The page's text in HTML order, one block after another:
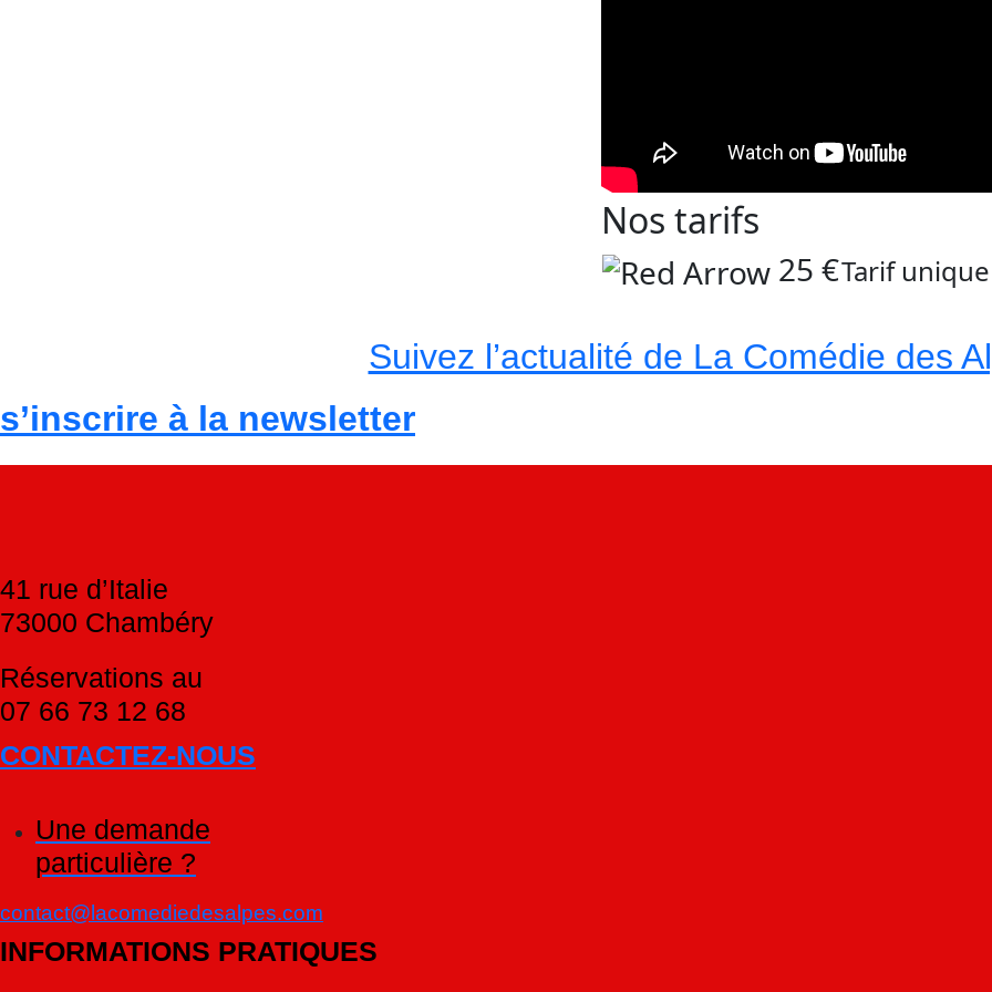
Nos tarifs
25 €Tarif unique
Suivez l’actualité de La Comédie des
s’inscrire à la newsletter
41 rue d’Italie
73000 Chambéry
Réservations au
07 66 73 12 68
CONTACTEZ-NOUS
Une demande
particulière ?
contact@lacomediedesalpes.com
INFORMATIONS PRATIQUES